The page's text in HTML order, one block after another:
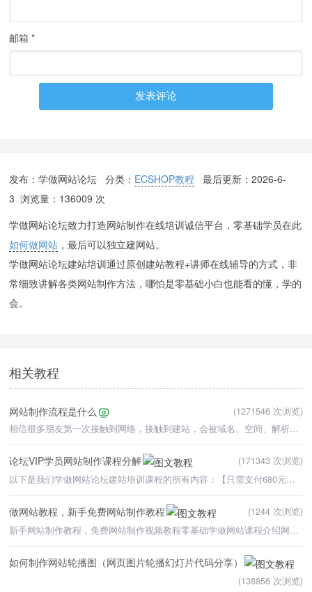
邮箱*
发布：学做网站论坛 分类： ECSHOP教程 最后更新：2026-6-
3 浏览量：136009 次
学做网站论坛致力打造网站制作在线培训诚信平台，零基础学员在此
如何做网站 ，最后可以独立建网站。
学做网站论坛建站培训通过原创建站教程+讲师在线辅导的方式，非
常细致讲解各类网站制作方法，哪怕是零基础小白也能看的懂，学的
会。
相关教程
网站制作流程是什么
(1271546 次浏览)
相信很多朋友第一次接触到网络，接触到建站，会被域名、空间、解析、建站程序等各种问题困扰，甚至都不清楚
论坛VIP学员网站制作课程分解
(171343 次浏览)
以下是我们学做网站论坛建站培训课程的所有内容：【只需支付680元的培训费用，就可以学习以下所有课程。】
做网站教程，新手免费网站制作教程
(1244 次浏览)
新手网站制作教程，免费网站制作视频教程零基础学做网站课程介绍网站制作流
如何制作网站轮播图（网页图片轮播幻灯片代码分享）
(138856 次浏览)